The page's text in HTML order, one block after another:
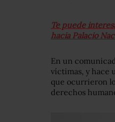
Te puede
hacia Palacio
En un
víctimas, y hace
que ocurrieron
derechos